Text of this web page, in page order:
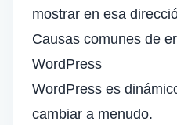
mostrar en esa
Causas comunes de
WordPress
WordPress es
cambiar a menudo.